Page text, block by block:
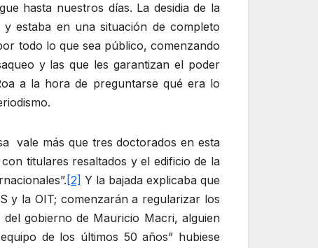
hasta nuestros días. La desidia de la
estaba en una situación de completo
todo lo que sea público, comenzando
y las que les garantizan el poder
a la hora de preguntarse qué era lo
vale más que tres doctorados en esta
titulares resaltados y el edificio de la
[2] Y la bajada explicaba que
y la OIT; comenzarán a regularizar los
gobierno de Mauricio Macri, alguien
de los últimos 50 años” hubiese